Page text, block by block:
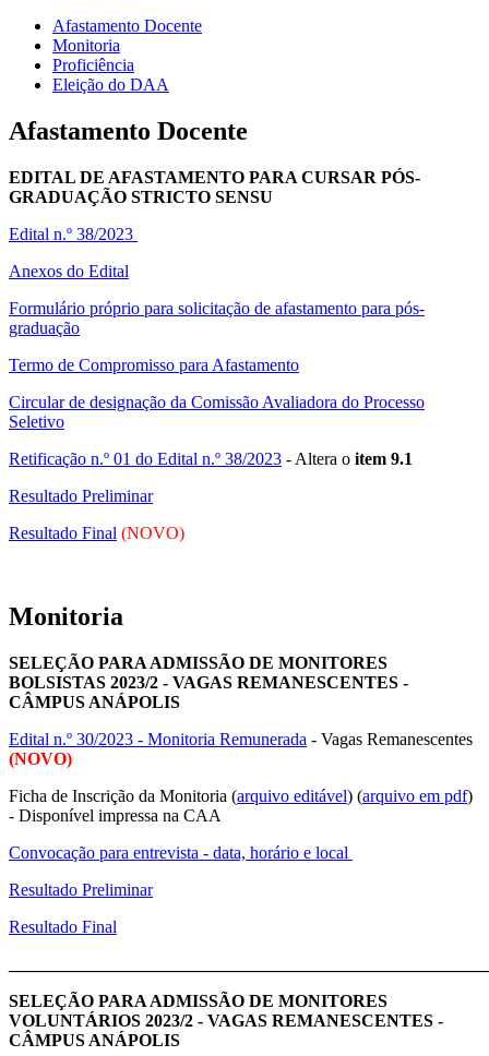
Afastamento Docente
Monitoria
Proficiência
Eleição do DAA
Afastamento Docente
EDITAL DE AFASTAMENTO PARA CURSAR PÓS-
GRADUAÇÃO STRICTO SENSU
Edital n.º 38/2023
Anexos do Edital
Formulário próprio para solicitação de afastamento para pós-
graduação
Termo de Compromisso para Afastamento
Circular de designação da Comissão Avaliadora do Processo
Seletivo
Retificação n.º 01 do Edital n.º 38/2023 - Altera o item 9.1
Resultado Preliminar
Resultado Final (NOVO)
Monitoria
SELEÇÃO PARA ADMISSÃO DE MONITORES
BOLSISTAS 2023/2 - VAGAS REMANESCENTES -
CÂMPUS ANÁPOLIS
Edital n.º 30/2023 - Monitoria Remunerada - Vagas Remanescentes
(NOVO)
Ficha de Inscrição da Monitoria (arquivo editável) (arquivo em pdf)
- Disponível impressa na CAA
Convocação para entrevista - data, horário e local
Resultado Preliminar
Resultado Final
SELEÇÃO PARA ADMISSÃO DE MONITORES
VOLUNTÁRIOS 2023/2 - VAGAS REMANESCENTES -
CÂMPUS ANÁPOLIS